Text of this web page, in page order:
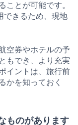
ことが可能です。
できるため、現地
空券やホテルの予
もでき、より充実
イントは、旅行前
かを知っておく
ものがあります